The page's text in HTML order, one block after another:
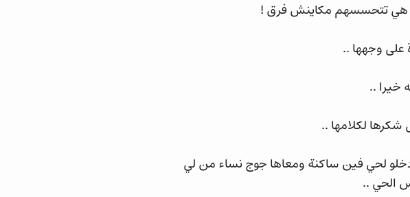
هي تتحسسهم مكاينش فرق !
على وجهها ..
خيرا ..
لكلامها ..
لحي فين ساكنة ومعاها جوج نساء من لي
الحي ..